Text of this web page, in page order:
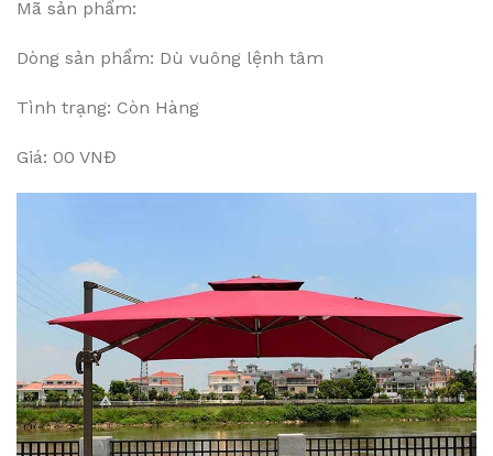
Mã sản phẩm:
Dòng sản phẩm: Dù vuông lệnh tâm
Tình trạng: Còn Hàng
Giá: 00 VNĐ